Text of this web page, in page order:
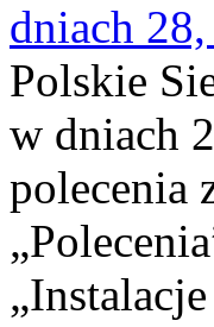
dniach
Polskie
w dniach
polecenia